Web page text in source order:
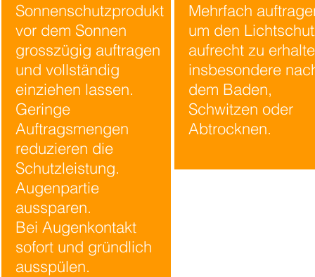
Sonnenschutzprodukt
vor dem Sonnen
grosszügig auftragen
und vollständig
einziehen lassen.
Geringe
Auftragsmengen
reduzieren die
Schutzleistung.
Augenpartie
aussparen.
Bei Augenkontakt
sofort und gründlich
ausspülen.
Mehrfach
um den
aufrecht zu
insbesondere
dem Baden,
Schwitzen oder
Abtrocknen.